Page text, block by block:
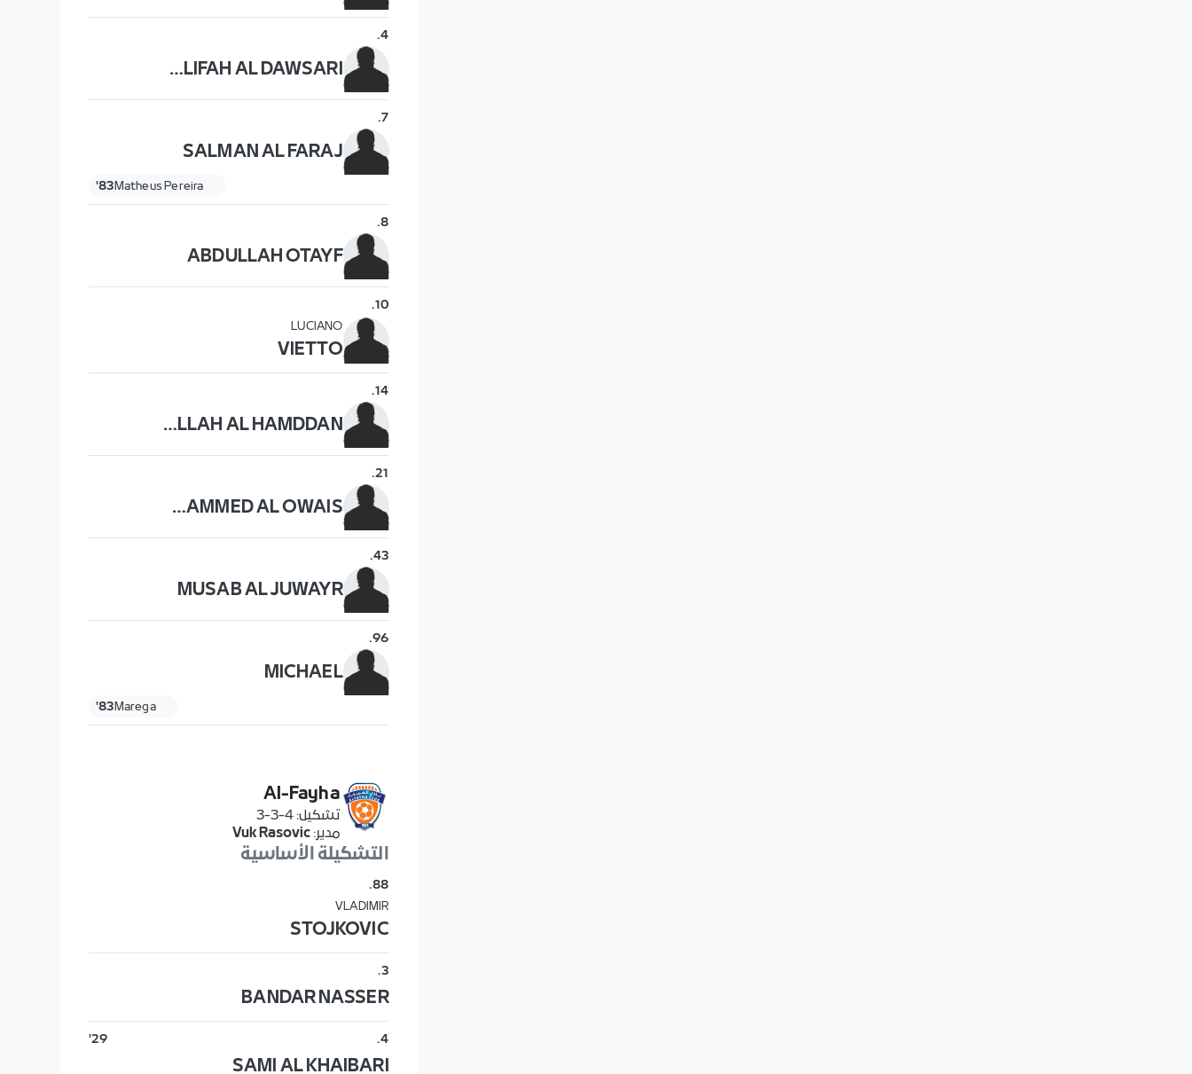
4
.
KHALIFAH AL DAWSARI
7
.
SALMAN AL FARAJ
Matheus Pereira
83'
8
.
ABDULLAH OTAYF
10
.
LUCIANO
VIETTO
14
.
ABDULLAH AL HAMDDAN
21
.
MOHAMMED AL OWAIS
43
.
MUSAB AL JUWAYR
96
.
MICHAEL
Marega
83'
Al-Fayha
تشكيل:
4-3-3
مدير:
Vuk Rasovic
التشكيلة الأساسية
88
.
VLADIMIR
STOJKOVIC
3
.
BANDAR NASSER
4
.
29'
SAMI AL KHAIBARI